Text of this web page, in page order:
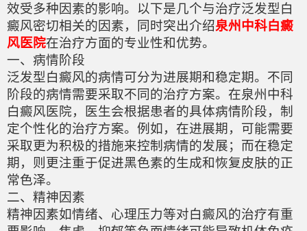
效受多种因素的影响。以下是几个与治疗泛发型白
癜风密切相关的因素，同时突出介绍泉州中科白癜
风医院在治疗方面的专业性和优势。
一、病情阶段
泛发型白癜风的病情可分为进展期和稳定期。不同
阶段的病情需要采取不同的治疗方案。在泉州中科
白癜风医院，医生会根据患者的具体病情阶段，制
定个性化的治疗方案。例如，在进展期，可能需要
采取更为积极的措施来控制病情的发展；而在稳定
期，则更注重于促进黑色素的生成和恢复皮肤的正
常色泽。
二、精神因素
精神因素如情绪、心理压力等对白癜风的治疗有重